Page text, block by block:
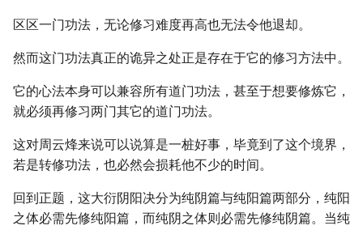
区区一门功法，无论修习难度再高也无法令他退却。
然而这门功法真正的诡异之处正是存在于它的修习方法中。
它的心法本身可以兼容所有道门功法，甚至于想要修炼它，
就必须再修习两门其它的道门功法。
这对周云烽来说可以说算是一桩好事，毕竟到了这个境界，
若是转修功法，也必然会损耗他不少的时间。
回到正题，这大衍阴阳决分为纯阴篇与纯阳篇两部分，纯阳
之体必需先修纯阳篇，而纯阴之体则必需先修纯阴篇。当纯